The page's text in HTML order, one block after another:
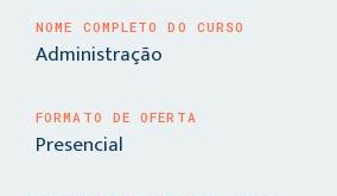
NOME COMPLETO DO CURSO
Administração
FORMATO DE OFERTA
Presencial